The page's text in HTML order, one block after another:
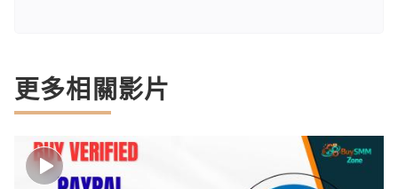
更多相關影片